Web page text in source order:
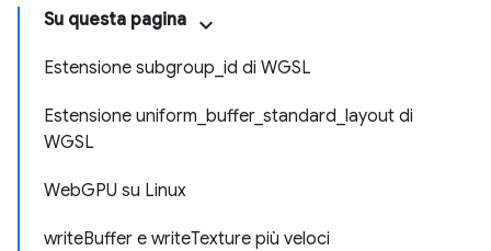
Su questa pagina
Estensione subgroup_id di WGSL
Estensione uniform_buffer_standard_layout di
WGSL
WebGPU su Linux
writeBuffer e writeTexture più veloci